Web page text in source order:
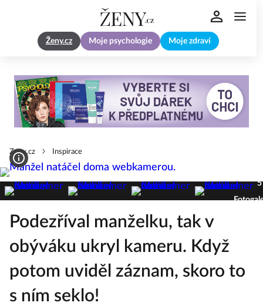
Ženy.cz Moje psychologie Moje zdraví
Zeny.cz Inspirace
5
Podezříval manželku, tak v
obýváku ukryl kameru. Když
potom uviděl záznam, skoro to
s ním seklo!